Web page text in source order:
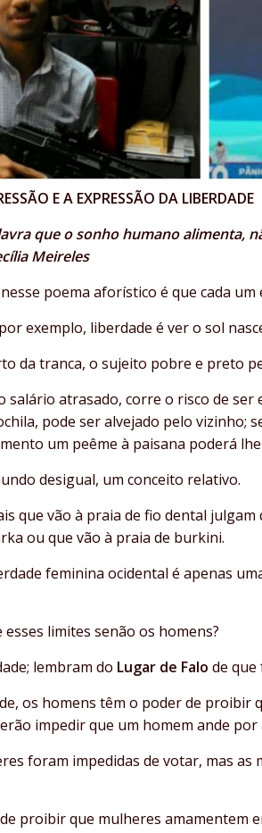
E A EXPRESSÃO DA LIBERDADE
que o sonho humano alimenta,
Meireles
poema aforístico é que cada
exemplo, liberdade é ver o sol
da tranca, o sujeito pobre e preto
salário atrasado, corre o risco de
pode ser alvejado pelo vizinho;
um peême à paisana poderá
desigual, um conceito relativo.
que vão à praia de fio dental
ou que vão à praia de burkini.
feminina ocidental é apenas
esses limites senão os homens?
lembram do Lugar de Falo de
os homens têm o poder de proibir
impedir que um homem ande por
foram impedidas de votar, mas
proibir que mulheres amamentem